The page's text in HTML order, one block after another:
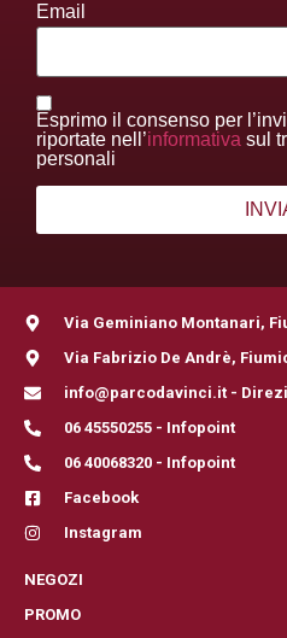
Email
Esprimo il consenso per
riportate nell’informativa sul
personali
Via Geminiano Montanari,
Via Fabrizio De Andrè,
info@parcodavinci.it -
06 45550255 - Infopoint
06 40068320 - Infopoint
Facebook
Instagram
NEGOZI
PROMO